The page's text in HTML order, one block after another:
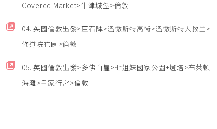
Covered Market>牛津城堡>倫敦
04. 英國倫敦出發>巨石陣>溫徹斯特高街>溫徹斯特大教堂>
修道院花園>倫敦
05. 英國倫敦出發>多佛白崖>七姐妹國家公園+燈塔>布萊頓
海灘>皇家行宮>倫敦